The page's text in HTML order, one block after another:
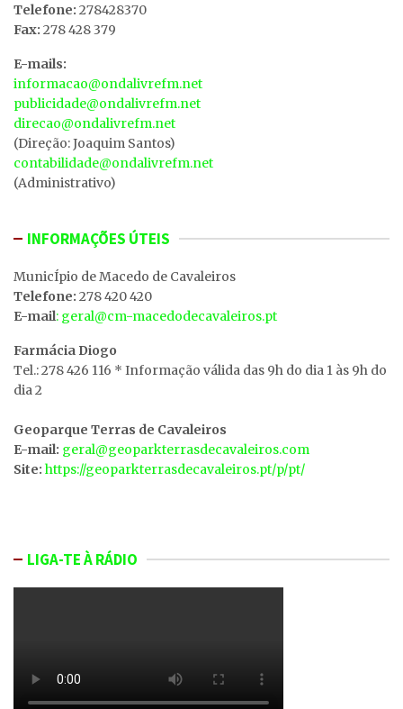
Telefone: 278428370
Fax: 278 428 379
E-mails:
informacao@ondalivrefm.net
publicidade@ondalivrefm.net
direcao@ondalivrefm.net
(Direção: Joaquim Santos)
contabilidade@ondalivrefm.net
(Administrativo)
INFORMAÇÕES ÚTEIS
MunicÍpio de Macedo de Cavaleiros
Telefone: 278 420 420
E-mail: geral@cm-macedodecavaleiros.pt
Farmácia Diogo
Tel.: 278 426 116 * Informação válida das 9h do dia 1 às 9h do
dia 2
Geoparque Terras de Cavaleiros
E-mail: geral@geoparkterrasdecavaleiros.com
Site: https://geoparkterrasdecavaleiros.pt/p/pt/
LIGA-TE À RÁDIO